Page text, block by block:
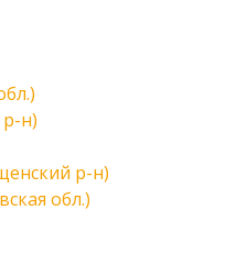
н)
р-н)
обл.)